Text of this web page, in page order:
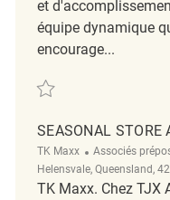
et
équipe dynamique
encourage...
Sauvegarder
SEASONAL STORE
TK Maxx Catégorie
Associés
Helensvale, Queensland,
TK Maxx. Chez TJX